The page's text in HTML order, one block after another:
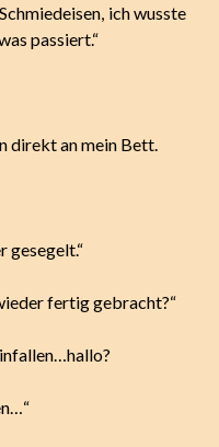
ich wusste
passiert.“
direkt an mein Bett.
gesegelt.“
fertig gebracht?“